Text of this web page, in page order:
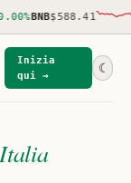
%BNB$588.41
Inizia
qui →
☾